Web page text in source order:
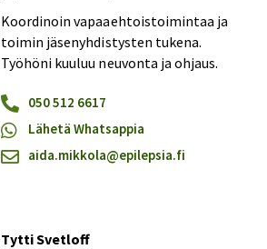
Koordinoin vapaaehtoistoimintaa ja
toimin jäsenyhdistysten tukena.
Työhöni kuuluu neuvonta ja ohjaus.
050 512 6617
Lähetä Whatsappia
aida.mikkola@​epilepsia.fi
Tytti Svetloff